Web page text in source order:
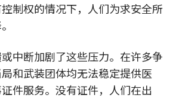
制权的情况下，人们为求安全所
中断加剧了这些压力。在许多争
和武装团体均无法稳定提供医
件服务。没有证件，人们在出